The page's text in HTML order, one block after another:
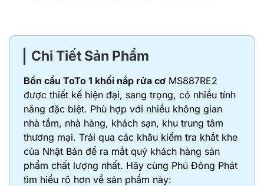
Chi Tiết Sản Phẩm
Bồn cầu ToTo 1 khối nắp rửa cơ MS887RE2
được thiết kế hiện đại, sang trọng, có nhiều tính
năng đặc biệt. Phù hợp với nhiều không gian
nhà tắm, nhà hàng, khách sạn, khu trung tâm
thương mại. Trải qua các khâu kiểm tra khắt khe
của Nhật Bản để ra mắt quý khách hàng sản
phẩm chất lượng nhất. Hãy cùng Phú Đông Phát
tìm hiểu rõ hơn về sản phẩm này: